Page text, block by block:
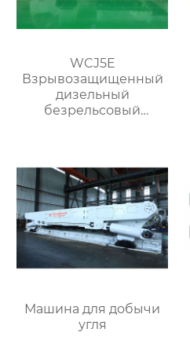
WCJ5E
Взрывозащищенный
дизельный
безрельсовый
Машина для добычи
угля